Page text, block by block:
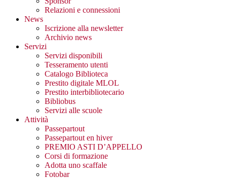
Relazioni e connessioni
News
Iscrizione alla newsletter
Archivio news
Servizi
Servizi disponibili
Tesseramento utenti
Catalogo Biblioteca
Prestito digitale MLOL
Prestito interbibliotecario
Bibliobus
Servizi alle scuole
Attività
Passepartout
Passepartout en hiver
PREMIO ASTI D’APPELLO
Corsi di formazione
Adotta uno scaffale
Fotobar